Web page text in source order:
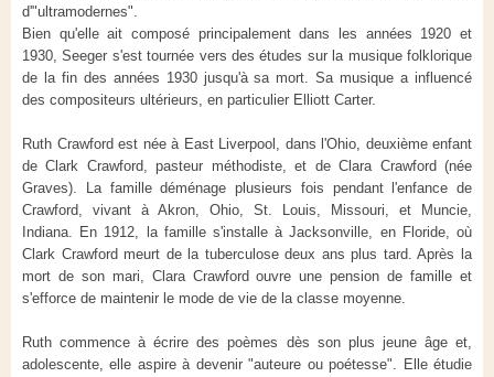
d'"ultramodernes".
Bien qu'elle ait composé principalement dans les années 1920 et
1930, Seeger s'est tournée vers des études sur la musique folklorique
de la fin des années 1930 jusqu'à sa mort. Sa musique a influencé
des compositeurs ultérieurs, en particulier Elliott Carter.
Ruth Crawford est née à East Liverpool, dans l'Ohio, deuxième enfant
de Clark Crawford, pasteur méthodiste, et de Clara Crawford (née
Graves). La famille déménage plusieurs fois pendant l'enfance de
Crawford, vivant à Akron, Ohio, St. Louis, Missouri, et Muncie,
Indiana. En 1912, la famille s'installe à Jacksonville, en Floride, où
Clark Crawford meurt de la tuberculose deux ans plus tard. Après la
mort de son mari, Clara Crawford ouvre une pension de famille et
s'efforce de maintenir le mode de vie de la classe moyenne.
Ruth commence à écrire des poèmes dès son plus jeune âge et,
adolescente, elle aspire à devenir "auteure ou poétesse". Elle étudie